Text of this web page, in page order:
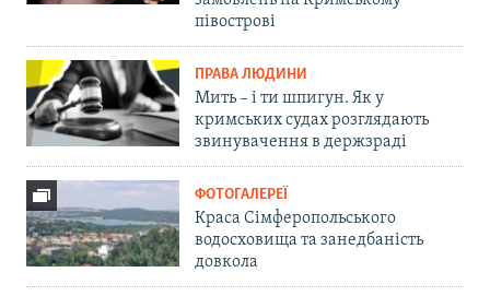
півострові
ПРАВА ЛЮДИНИ
Мить – і ти шпигун. Як у
кримських судах розглядають
звинувачення в держзраді
ФОТОГАЛЕРЕЇ
Краса Сімферопольського
водосховища та занедбаність
довкола